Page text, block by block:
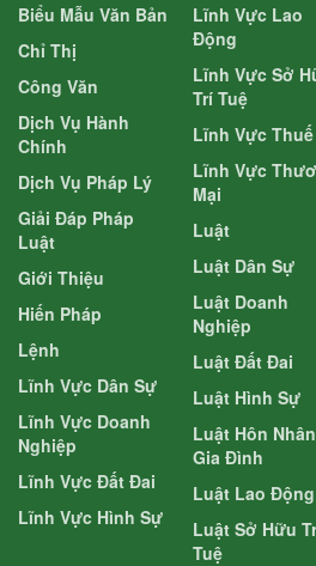
Biểu Mẫu Văn Bản
Chỉ Thị
Công Văn
Dịch Vụ Hành
Chính
Dịch Vụ Pháp Lý
Giải Đáp Pháp
Luật
Giới Thiệu
Hiến Pháp
Lệnh
Lĩnh Vực Dân Sự
Lĩnh Vực Doanh
Nghiệp
Lĩnh Vực Đất Đai
Lĩnh Vực Hình Sự
Lĩnh Vực Lao
Động
Lĩnh Vực Sở
Trí Tuệ
Lĩnh Vực Thuế
Lĩnh Vực
Mại
Luật
Luật Dân Sự
Luật Doanh
Nghiệp
Luật Đất Đai
Luật Hình Sự
Luật Hôn
Gia Đình
Luật Lao Động
Luật Sở Hữu
Tuệ